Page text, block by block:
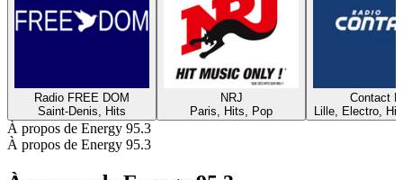
Radio FREE DOM
Saint-Denis, Hits
NRJ
Paris, Hits, Pop
Contact
Lille, Electro,
À propos de Energy 95.3
À propos de Energy 95.3